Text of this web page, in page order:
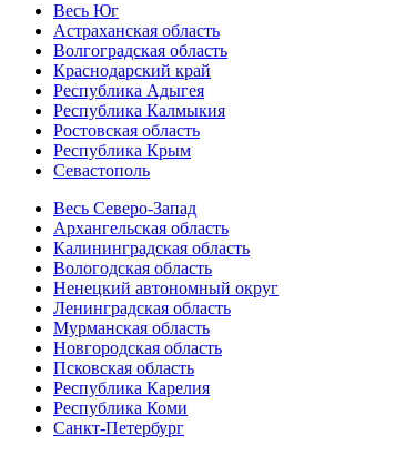
Весь Юг
Астраханская область
Волгоградская область
Краснодарский край
Республика Адыгея
Республика Калмыкия
Ростовская область
Республика Крым
Севастополь
Весь Северо-Запад
Архангельская область
Калининградская область
Вологодская область
Ненецкий автономный округ
Ленинградская область
Мурманская область
Новгородская область
Псковская область
Республика Карелия
Республика Коми
Санкт-Петербург